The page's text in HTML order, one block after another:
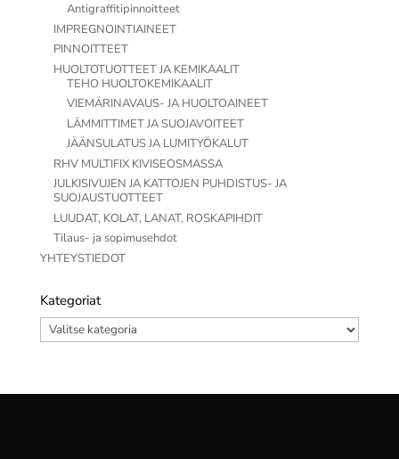
Antigraffitipinnoitteet
IMPREGNOINTIAINEET
PINNOITTEET
HUOLTOTUOTTEET JA KEMIKAALIT
TEHO HUOLTOKEMIKAALIT
VIEMÄRINAVAUS- JA HUOLTOAINEET
LÄMMITTIMET JA SUOJAVOITEET
JÄÄNSULATUS JA LUMITYÖKALUT
RHV MULTIFIX KIVISEOSMASSA
JULKISIVUJEN JA KATTOJEN PUHDISTUS- JA
SUOJAUSTUOTTEET
LUUDAT, KOLAT, LANAT, ROSKAPIHDIT
Tilaus- ja sopimusehdot
YHTEYSTIEDOT
Kategoriat
Kategoriat